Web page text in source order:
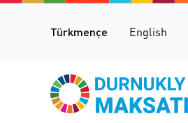
Türkmençe English